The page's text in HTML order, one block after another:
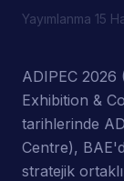
Yayımlanma 15
ADIPEC
Exhibition &
tarihlerinde
Centre),
stratejik